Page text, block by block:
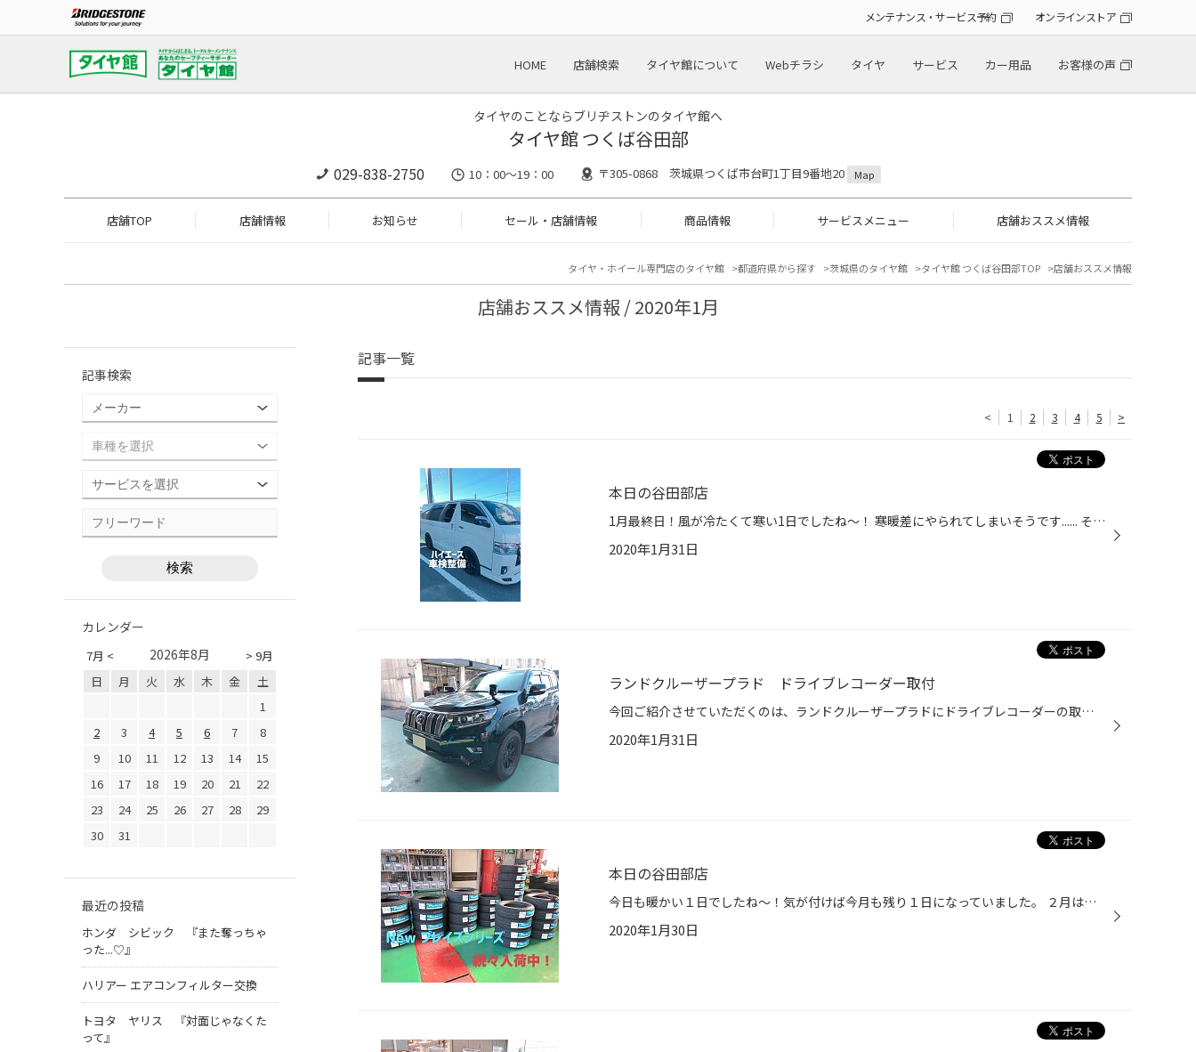
メンテナンス・サービス予約 オンラインストア
HOME 店舗検索 タイヤ館について Webチラシ タイヤ サービス カー用品 お客様の声
タイヤのことならブリヂストンのタイヤ館へ
タイヤ館 つくば谷田部
029-838-2750 10：00～19：00 〒305-0868 茨城県つくば市台町1丁目9番地20 Map
店舗TOP 店舗情報 お知らせ セール・店舗情報 商品情報 サービスメニュー 店舗おススメ情報
タイヤ・ホイール専門店のタイヤ館 都道府県から探す 茨城県のタイヤ館 タイヤ館 つくば谷田部TOP 店舗おススメ情報
店舗おススメ情報 / 2020年1月
記事一覧
< 1 2 3 4 5 >
本日の谷田部店
1月最終日！風が冷たくて寒い1日でしたね～！ 寒暖差にやられてしまいそうです...... そんな今日はあまり写真におさめれてません...... 作業は車検でお預かりしていたハイエースが車検も無事に更新出来たので明日納車させてもらいます。 マイクロバスはスタッドレスへの交換でした。 このぐらいのサ...
2020年1月31日
ランドクルーザープラド ドライブレコーダー取付
今回ご紹介させていただくのは、ランドクルーザープラドにドライブレコーダーの取付のご紹介です。 駐車場で当て逃げをされてしまったということで今回ドライブレコーダーを取付のご依頼いただきました。 同時に駐車中も録画してくれるように別途オプションの配線も取付さてもらいました。 今回取付...
2020年1月31日
本日の谷田部店
今日も暖かい１日でしたね～！気が付けば今月も残り１日になっていました。 ２月は雪降るんでしょうかね～！２年前は２月に結構積もったりしたので まだまだ要注意ですよ～！ そんな今日の谷田部店はこちらからでした。 ２月発売のNEWモデル プレイズ シリーズ が続々入荷してきました！ただいま展...
2020年1月30日
記事検索
カレンダー
7月 < > 9月
2026年8月
日 月 火 水 木 金
土
1
2
3 4 5 6 7
8
9
10 11 12 13 14
15
16
17 18 19 20 21
22
23
24 25 26 27 28
29
30
31
最近の投稿
ホンダ シビック 『また奪っちゃ
った...♡』
ハリアー エアコンフィルター交換
トヨタ ヤリス 『対面じゃなくた
って』